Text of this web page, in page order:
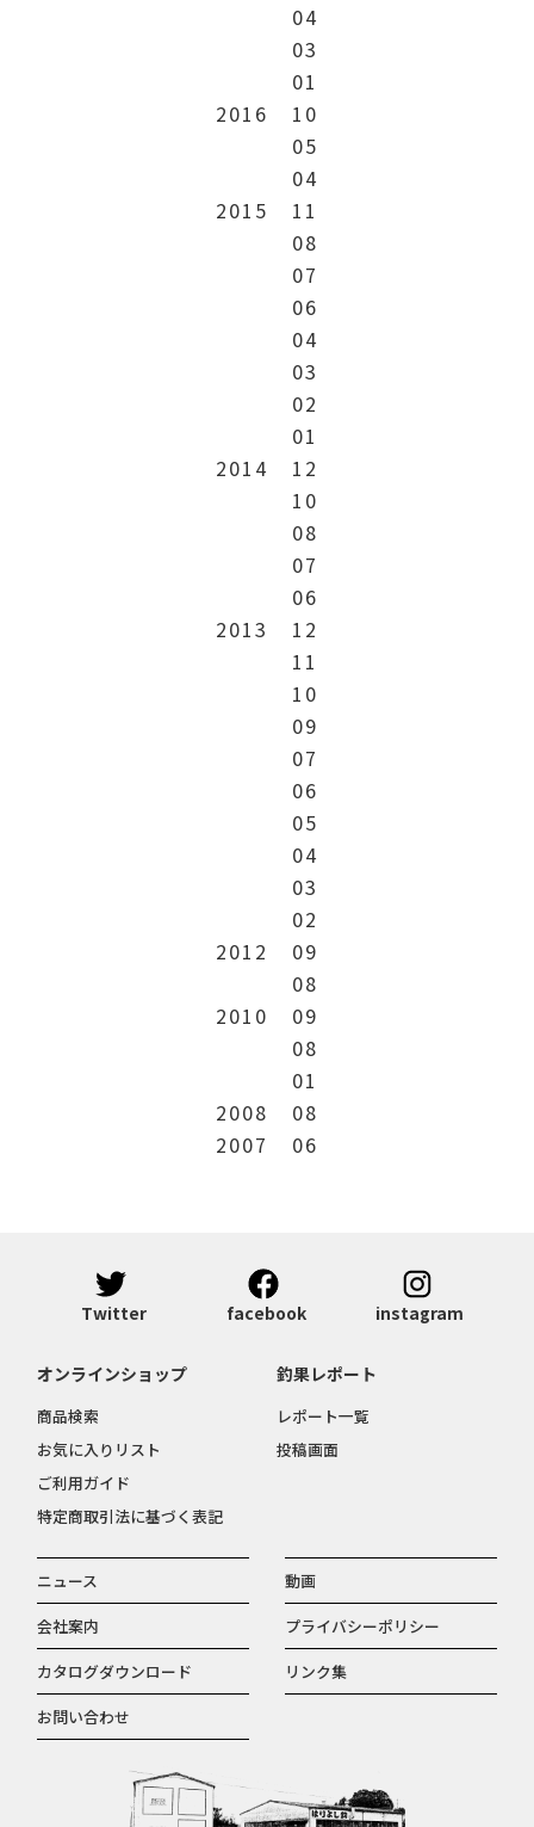
04
03
01
2016
10
05
04
2015
11
08
07
06
04
03
02
01
2014
12
10
08
07
06
2013
12
11
10
09
07
06
05
04
03
02
2012
09
08
2010
09
08
01
2008
08
2007
06
Twitter facebook instagram
ニュース
動画
会社案内
プライバシーポリシー
カタログダウンロード
リンク集
お問い合わせ
オンラインショップ
商品検索
お気に入りリスト
ご利用ガイド
特定商取引法に基づく表記
釣果レポート
レポート一覧
投稿画面